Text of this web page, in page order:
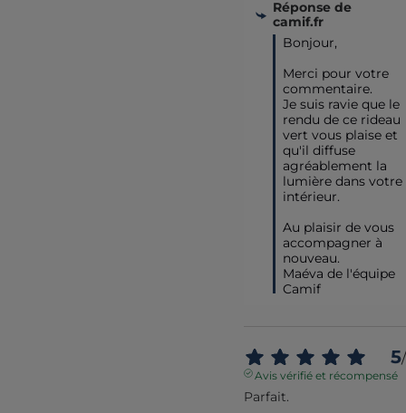
Réponse de
camif.fr
Bonjour,
Merci pour votre
commentaire.
Je suis ravie que le
rendu de ce rideau
vert vous plaise et
qu'il diffuse
agréablement la
lumière dans votre
intérieur.
Au plaisir de vous
accompagner à
nouveau.
Maéva de l'équipe
Camif
5/
Avis vérifié et récompensé
Parfait.